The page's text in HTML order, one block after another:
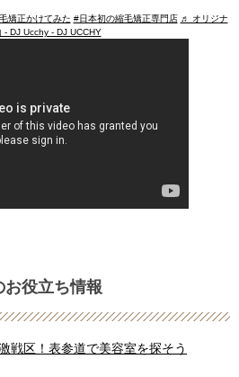
矯正かけてみた #日本初の縮毛矯正専門店 ♬ オリジナ
- DJ Ucchy - DJ UCCHY
役立ち情報
戦区！表参道で美容室を探そう